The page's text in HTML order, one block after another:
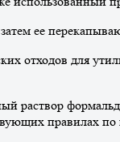
ее
отходов для
раствор
правилах